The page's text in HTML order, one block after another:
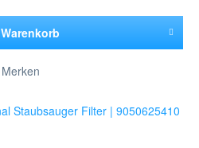
Warenkorb
Merken